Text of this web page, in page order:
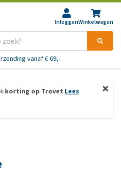
InloggenWinkelwagen
vanaf € 69,-
korting op Trovet Lees